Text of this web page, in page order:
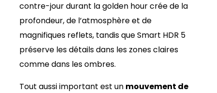
contre-jour durant la golden hour crée de la
profondeur, de l’atmosphère et de
magnifiques reflets, tandis que Smart HDR 5
préserve les détails dans les zones claires
comme dans les ombres.
Tout aussi important est un mouvement de